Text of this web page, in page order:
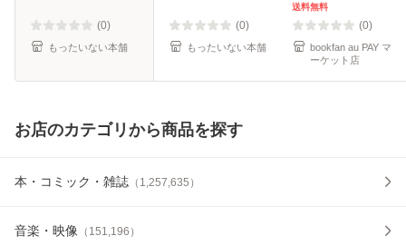
(0)
もったいない本舗
(0)
もったいない本舗
送料無料
(0)
bookfan au PAY マ
ーケット店
お店のカテゴリから商品を探す
本・コミック・雑誌 （ 1,257,635 ）
音楽・映像 （ 151,196 ）